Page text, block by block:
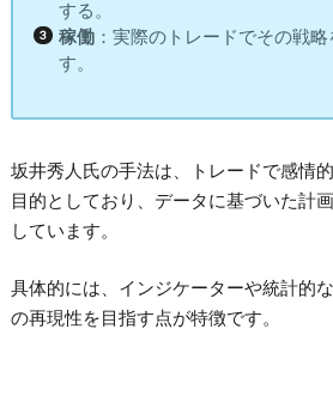
する。
稼働：実際のトレードでその戦
す。
坂井秀人氏の手法は、トレードで感情
目的としており、データに基づいた計
しています。
具体的には、インジケーターや統計的
の再現性を目指す点が特徴です。